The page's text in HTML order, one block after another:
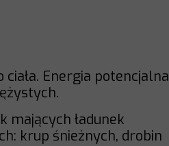
Energia potencjalna
mających ładunek
krup śnieżnych, drobin